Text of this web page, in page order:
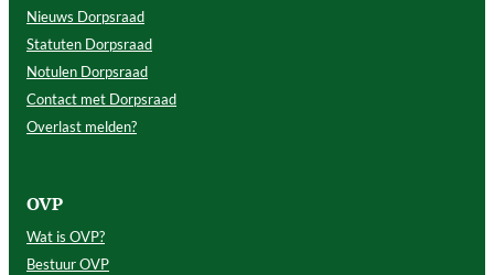
Nieuws Dorpsraad
Statuten Dorpsraad
Notulen Dorpsraad
Contact met Dorpsraad
Overlast melden?
OVP
Wat is OVP?
Bestuur OVP